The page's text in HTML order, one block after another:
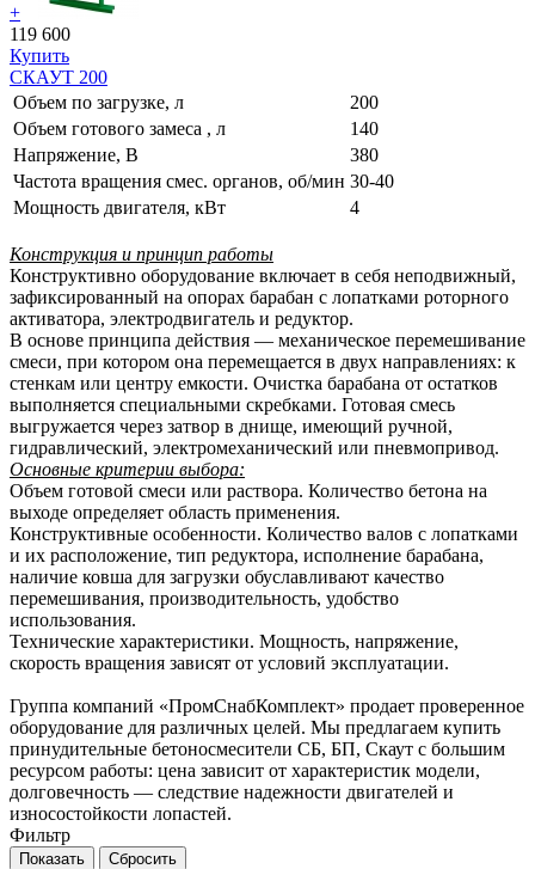
+
119 600
Купить
СКАУТ 200
Объем по загрузке, л
200
Объем готового замеса , л
140
Напряжение, В
380
Частота вращения смес. органов, об/мин 30-40
Мощность двигателя, кВт
4
Конструкция и принцип работы
Конструктивно оборудование включает в себя неподвижный,
зафиксированный на опорах барабан с лопатками роторного
активатора, электродвигатель и редуктор.
В основе принципа действия — механическое перемешивание
смеси, при котором она перемещается в двух направлениях: к
стенкам или центру емкости. Очистка барабана от остатков
выполняется специальными скребками. Готовая смесь
выгружается через затвор в днище, имеющий ручной,
гидравлический, электромеханический или пневмопривод.
Основные критерии выбора:
Объем готовой смеси или раствора. Количество бетона на
выходе определяет область применения.
Конструктивные особенности. Количество валов с лопатками
и их расположение, тип редуктора, исполнение барабана,
наличие ковша для загрузки обуславливают качество
перемешивания, производительность, удобство
использования.
Технические характеристики. Мощность, напряжение,
скорость вращения зависят от условий эксплуатации.
Группа компаний «ПромСнабКомплект» продает проверенное
оборудование для различных целей. Мы предлагаем купить
принудительные бетоносмесители СБ, БП, Скаут с большим
ресурсом работы: цена зависит от характеристик модели,
долговечность — следствие надежности двигателей и
износостойкости лопастей.
Фильтр